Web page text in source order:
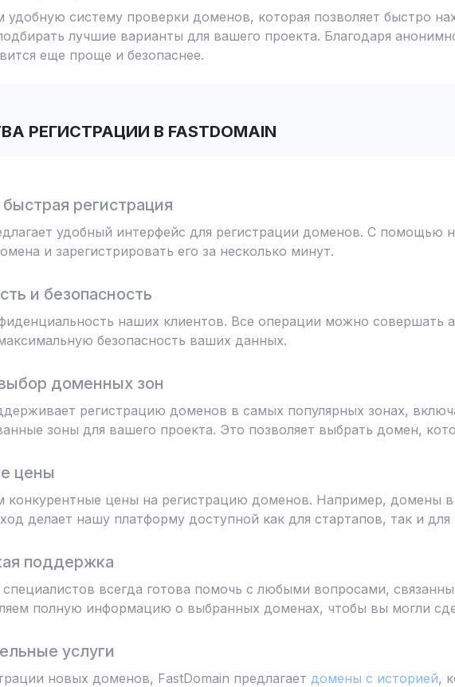
удобную систему проверки доменов, которая позволяет быстро
лучшие варианты для вашего проекта. Благодаря
еще проще и безопаснее.
РЕГИСТРАЦИИ В FASTDOMAIN
регистрация
удобный интерфейс для регистрации доменов. С помощью
и зарегистрировать его за несколько минут.
и безопасность
наших клиентов. Все операции можно совершать
безопасность ваших данных.
доменных зон
регистрацию доменов в самых популярных зонах,
зоны для вашего проекта. Это позволяет выбрать домен,
цены
конкурентные цены на регистрацию доменов. Например, домены в
делает нашу платформу доступной как для стартапов, так и
поддержка
всегда готова помочь с любыми вопросами,
полную информацию о выбранных доменах, чтобы вы могли
услуги
новых доменов, FastDomain предлагает домены с историей,